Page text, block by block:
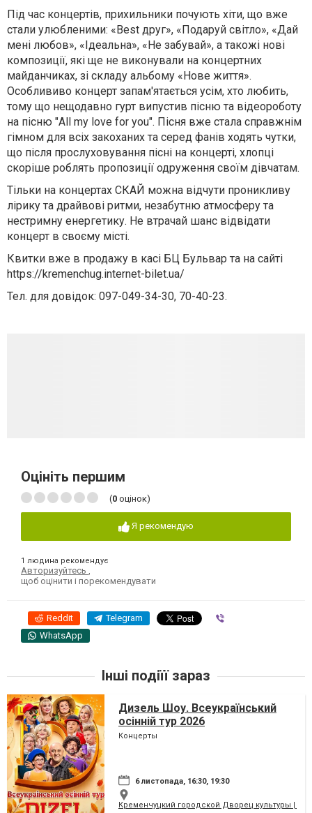
Під час концертів, прихильники почують хіти, що вже
стали улюбленими: «Best друг», «Подаруй світло», «Дай
мені любов», «Ідеальна», «Не забувай», а такожі нові
композиції, які ще не виконували на концертних
майданчиках, зі складу альбому «Нове життя».
Особлививо концерт запам'ятається усім, хто любить,
тому що нещодавно гурт випустив пісню та відеороботу
на пісню "All my love for you". Пісня вже стала справжнім
гімном для всіх закоханих та серед фанів ходять чутки,
що після прослуховування пісні на концерті, хлопці
скоріше роблять пропозиції одруження своїм дівчатам.
Тільки на концертах СКАЙ можна відчути проникливу
лірику та драйвові ритми, незабутню атмосферу та
нестримну енергетику. Не втрачай шанс відвідати
концерт в своєму місті.
Квитки вже в продажу в касі БЦ Бульвар та на сайті
https://kremenchug.internet-bilet.ua/
Тел. для довідок: 097-049-34-30, 70-40-23.
Оцініть першим
(0 оцінок)
Я рекомендую
1 людина рекомендує
Авторизуйтесь
щоб оцінити і порекомендувати
Reddit Telegram
WhatsApp
Інші подіїї зараз
Дизель Шоу. Всеукраїнський
осінній тур 2026
Концерты
6 листопада, 16:30, 19:30
Кременчуцкий городской Дворец культуры |